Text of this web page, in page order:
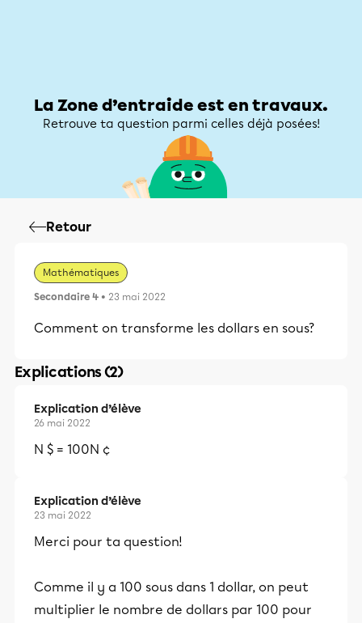
La Zone d’entraide est en travaux.
Retrouve ta question parmi celles déjà posées!
Retour
Mathématiques
Secondaire 4 • 23 mai 2022
Comment on transforme les dollars en sous?
Explications (2)
Explication d’élève
26 mai 2022
N $ = 100N ¢
Explication d’élève
23 mai 2022
Merci pour ta question!
Comme il y a 100 sous dans 1 dollar, on peut
multiplier le nombre de dollars par 100 pour